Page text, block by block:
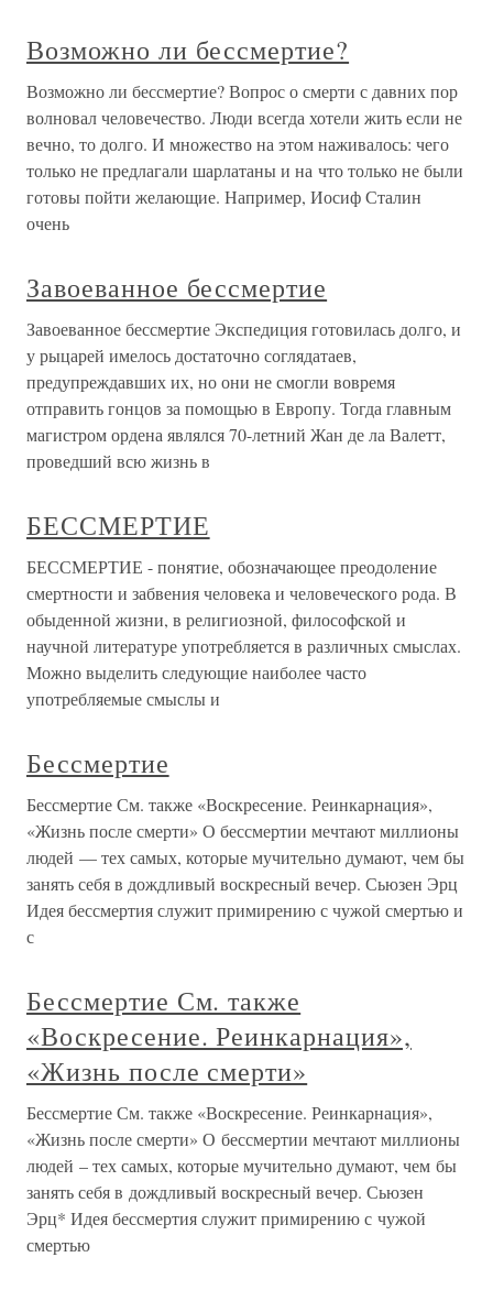
Возможно ли бессмертие?
Возможно ли бессмертие? Вопрос о смерти с давних пор
волновал человечество. Люди всегда хотели жить если не
вечно, то долго. И множество на этом наживалось: чего
только не предлагали шарлатаны и на что только не были
готовы пойти желающие. Например, Иосиф Сталин
очень
Завоеванное бессмертие
Завоеванное бессмертие Экспедиция готовилась долго, и
у рыцарей имелось достаточно соглядатаев,
предупреждавших их, но они не смогли вовремя
отправить гонцов за помощью в Европу. Тогда главным
магистром ордена являлся 70-летний Жан де ла Валетт,
проведший всю жизнь в
БЕССМЕРТИЕ
БЕССМЕРТИЕ - понятие, обозначающее преодоление
смертности и забвения человека и человеческого рода. В
обыденной жизни, в религиозной, философской и
научной литературе употребляется в различных смыслах.
Можно выделить следующие наиболее часто
употребляемые смыслы и
Бессмертие
Бессмертие См. также «Воскресение. Реинкарнация»,
«Жизнь после смерти» О бессмертии мечтают миллионы
людей — тех самых, которые мучительно думают, чем бы
занять себя в дождливый воскресный вечер. Сьюзен Эрц
Идея бессмертия служит примирению с чужой смертью и
с
Бессмертие См. также
«Воскресение. Реинкарнация»,
«Жизнь после смерти»
Бессмертие См. также «Воскресение. Реинкарнация»,
«Жизнь после смерти» О бессмертии мечтают миллионы
людей – тех самых, которые мучительно думают, чем бы
занять себя в дождливый воскресный вечер. Сьюзен
Эрц* Идея бессмертия служит примирению с чужой
смертью